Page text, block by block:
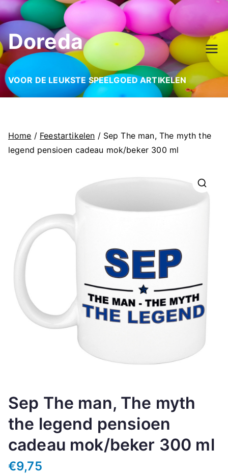
Ga
naar
de
inhoud
Doreda
VOOR DE LEUKSTE SPEELGOED ARTIKELEN
Home / Feestartikelen / Sep The man, The myth the
legend pensioen cadeau mok/beker 300 ml
Sep The man, The myth
the legend pensioen
cadeau mok/beker 300 ml
€9,75